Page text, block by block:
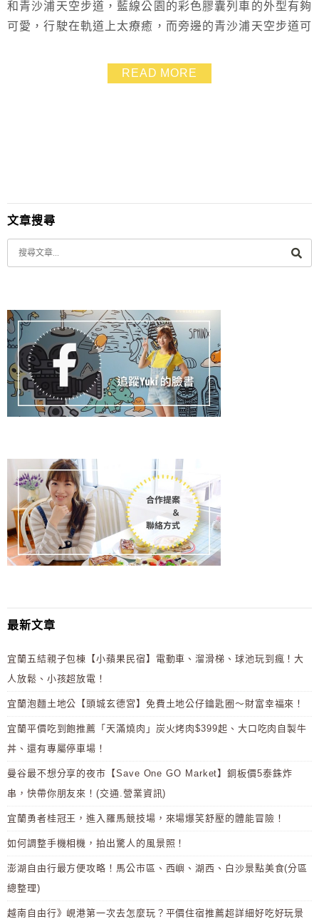
和青沙浦天空步道，藍線公園的彩色膠囊列車的外型有夠
可愛，行駛在軌道上太療癒，而旁邊的青沙浦天空步道可
膽子~這兩個景點的距離不遠，大家來到釜山的海雲臺附
近遊玩，記得把它們一起排到行程裡喔~~
READ MORE
文章搜尋
最新文章
宜蘭五結親子包棟【小蘋果民宿】電動車、溜滑梯、球池玩到瘋！大
人放鬆、小孩超放電！
宜蘭泡麵土地公【頭城玄德宮】免費土地公仔鑰匙圈～財富幸福來！
宜蘭平價吃到飽推薦「天滿燒肉」炭火烤肉$399起、大口吃肉自製牛
丼、還有專屬停車場！
曼谷最不想分享的夜市【Save One GO Market】銅板價5泰銖炸
串，快帶你朋友來！(交通.營業資訊)
宜蘭勇者桂冠王，進入羅馬競技場，來場爆笑舒壓的體能冒險！
如何調整手機相機，拍出驚人的風景照！
澎湖自由行最方便攻略！馬公市區、西嶼、湖西、白沙景點美食(分區
總整理)
越南自由行》峴港第一次去怎麼玩？平價住宿推薦超詳細好吃好玩景